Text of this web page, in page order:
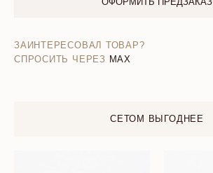
ЗАИНТЕРЕСОВАЛ ТОВАР?
СПРОСИТЬ ЧЕРЕЗ MAX
СЕТОМ ВЫГОДНЕЕ